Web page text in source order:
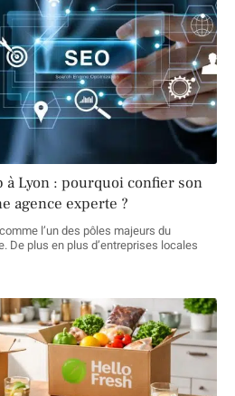
à Lyon : pourquoi confier son
agence experte ?
l’un des pôles majeurs du
De plus en plus d’entreprises locales